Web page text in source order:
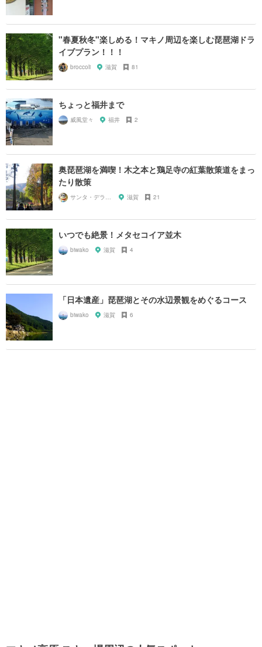
"春夏秋冬"楽しめる！マキノ周辺を楽しむ琵琶湖ドラ
イブプラン！！！
broccoli 滋賀 81
ちょっと福井まで
威風堂々 福井 2
奥琵琶湖を満喫！木之本と鶏足寺の紅葉散策道をまっ
たり散策
滋賀 21
いつでも絶景！メタセコイア並木
biwako 滋賀 4
「日本遺産」琵琶湖とその水辺景観をめぐるコース
biwako 滋賀 6